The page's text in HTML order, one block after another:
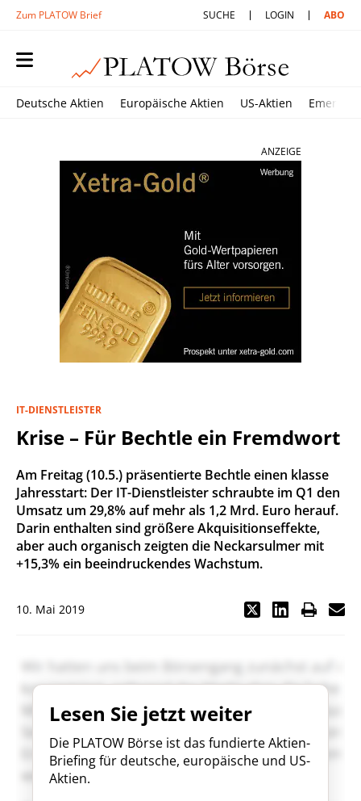
Zum PLATOW Brief SUCHE LOGIN ABO
Deutsche Aktien Europäische Aktien US-Aktien
ANZEIGE
IT-DIENSTLEISTER
Krise – Für Bechtle ein Fremdwort
Am Freitag (10.5.) präsentierte Bechtle einen klasse
Jahresstart: Der IT-Dienstleister schraubte im Q1 den
Umsatz um 29,8% auf mehr als 1,2 Mrd. Euro herauf.
Darin enthalten sind größere Akquisitionseffekte,
aber auch organisch zeigten die Neckarsulmer mit
+15,3% ein beeindruckendes Wachstum.
10. Mai 2019
Lesen Sie jetzt weiter
Die PLATOW Börse ist das fundierte Aktien-
Briefing für deutsche, europäische und US-
Aktien.